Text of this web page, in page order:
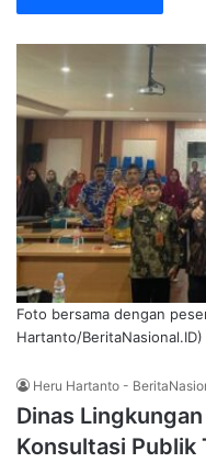
Foto bersama dengan
Hartanto/BeritaNasional.ID)
Heru Hartanto -
Dinas
Konsultasi Publik